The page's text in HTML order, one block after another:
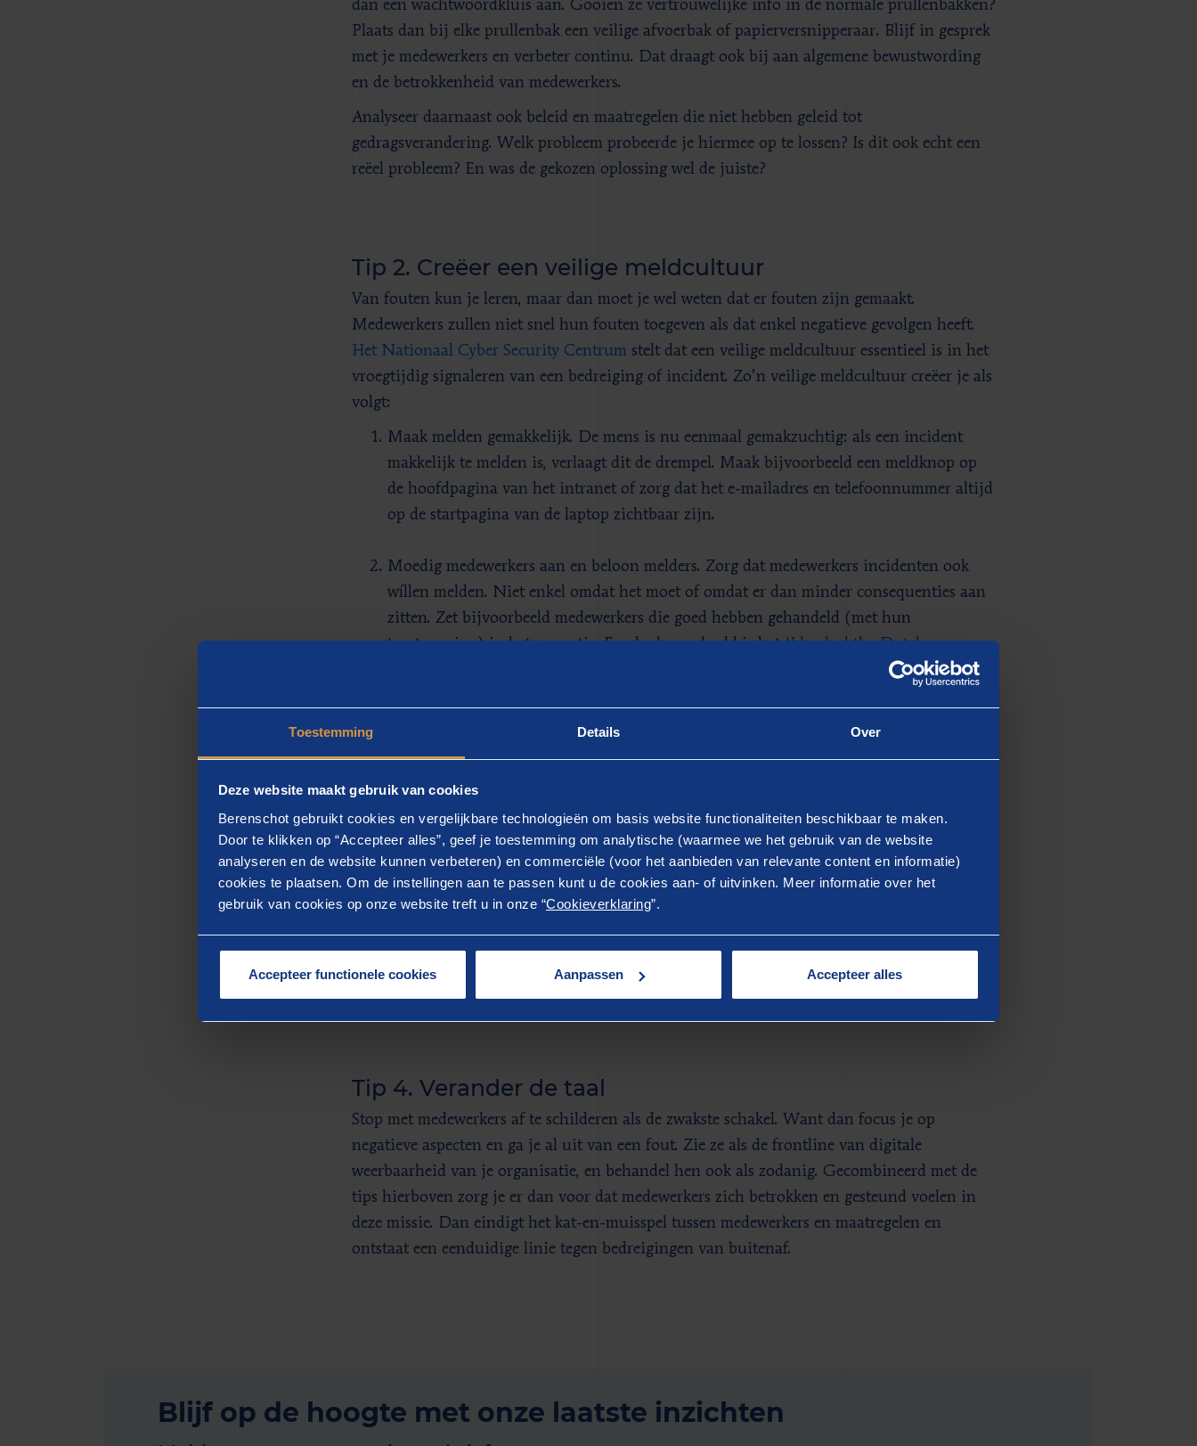
Toestemming Details Over
Deze website maakt gebruik van cookies
Berenschot gebruikt cookies en vergelijkbare technologieën om basis website functionaliteiten beschikbaar te maken.
Door te klikken op “Accepteer alles”, geef je toestemming om analytische (waarmee we het gebruik van de website
analyseren en de website kunnen verbeteren) en commerciële (voor het aanbieden van relevante content en informatie)
cookies te plaatsen. Om de instellingen aan te passen kunt u de cookies aan- of uitvinken. Meer informatie over het
gebruik van cookies op onze website treft u in onze “Cookieverklaring”.
Accepteer functionele cookies Aanpassen Accepteer alles
dan een wachtwoordkluis aan. Gooien ze vertrouwelijke info in de normale prullenbakken?
Plaats dan bij elke prullenbak een veilige afvoerbak of papierversnipperaar. Blijf in gesprek
met je medewerkers en verbeter continu. Dat draagt ook bij aan algemene bewustwording
en de betrokkenheid van medewerkers.
Analyseer daarnaast ook beleid en maatregelen die niet hebben geleid tot
gedragsverandering. Welk probleem probeerde je hiermee op te lossen? Is dit ook echt een
reëel probleem? En was de gekozen oplossing wel de juiste?
Tip 2. Creëer een veilige meldcultuur
Van fouten kun je leren, maar dan moet je wel weten dat er fouten zijn gemaakt.
Medewerkers zullen niet snel hun fouten toegeven als dat enkel negatieve gevolgen heeft.
Het Nationaal Cyber Security Centrum stelt dat een veilige meldcultuur essentieel is in het
vroegtijdig signaleren van een bedreiging of incident. Zo’n veilige meldcultuur creëer je als
volgt:
Maak melden gemakkelijk. De mens is nu eenmaal gemakzuchtig: als een incident
makkelijk te melden is, verlaagt dit de drempel. Maak bijvoorbeeld een meldknop op
de hoofdpagina van het intranet of zorg dat het e-mailadres en telefoonnummer altijd
op de startpagina van de laptop zichtbaar zijn.
Moedig medewerkers aan en beloon melders. Zorg dat medewerkers incidenten ook
wíllen melden. Niet enkel omdat het moet of omdat er dan minder consequenties aan
zitten. Zet bijvoorbeeld medewerkers die goed hebben gehandeld (met hun
toestemming) in het zonnetje. Een leuk voorbeeld is het‘I hacked the Dutch
Tip 3. Maak gebruik van nudging
Nudging verwijst naar kleine aanpassingen in hoe je keuzes aanbiedt om mensen te duwen
naar de door jou gewenste keuze. Uit onderzoek van de Universiteit Leiden bleek dit een
veelbelovende methode om op korte termijn gedrag te beïnvloeden. Bijvoorbeeld
door bepaalde veilige opties (bijvoorbeeld labels bij mails) de standaardoptie te maken
(defaulting). Of visuele waarschuwingen te tonen bij (mogelijk) verdachte mails of het
gebruik van bepaalde functionaliteiten. Dit soort kleine aanpassingen maken mensen
Tip 4. Verander de taal
Stop met medewerkers af te schilderen als de zwakste schakel. Want dan focus je op
negatieve aspecten en ga je al uit van een fout. Zie ze als de frontline van digitale
weerbaarheid van je organisatie, en behandel hen ook als zodanig. Gecombineerd met de
tips hierboven zorg je er dan voor dat medewerkers zich betrokken en gesteund voelen in
deze missie. Dan eindigt het kat-en-muisspel tussen medewerkers en maatregelen en
ontstaat een eenduidige linie tegen bedreigingen van buitenaf.
Blijf op de hoogte met onze laatste inzichten